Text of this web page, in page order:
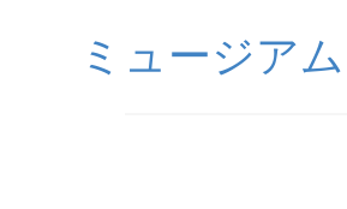
ミュージア